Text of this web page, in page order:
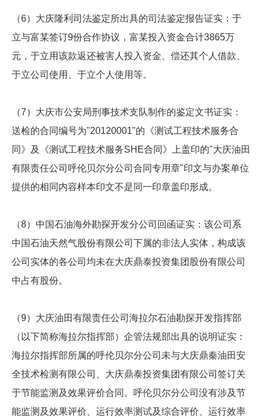
（6）大庆隆利司法鉴定所出具的司法鉴定报告证实：于
立与富某签订9份合作协议，富某投入资金合计3865万
元，于立用该款返还被害人投入资金、偿还其个人借款、
于立公司使用、于立个人使用等。
（7）大庆市公安局刑事技术支队制作的鉴定文书证实：
送检的合同编号为"20120001"的《测试工程技术服务合
同》及《测试工程技术服务SHE合同》上盖印的"大庆油田
有限责任公司呼伦贝尔分公司合同专用章"印文与办案单位
提供的相同内容样本印文不是同一印章盖印形成。
（8）中国石油海外勘探开发分公司回函证实：该公司系
中国石油天然气股份有限公司下属的非法人实体，构成该
公司实体的各公司均未在大庆鼎泰投资集团股份有限公司
中占有股份。
（9）大庆油田有限责任公司海拉尔石油勘探开发指挥部
（以下简称海拉尔指挥部）企管法规部出具的说明证实：
海拉尔指挥部所属的呼伦贝尔分公司未与大庆鼎秦油田安
全技术检测有限公司、大庆鼎泰投资集团有限公司签订关
于节能监测及效果评价合同。呼伦贝尔分公司没有涉及节
能监测及效果评价、运行效率测试及综合评价、运行效率